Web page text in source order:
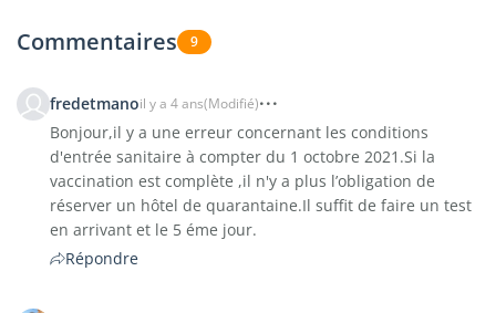
Commentaires 9
fredetmanoil y a 4 ans(Modifié)
Bonjour,il y a une erreur concernant les conditions
d'entrée sanitaire à compter du 1 octobre 2021.Si la
vaccination est complète ,il n'y a plus l’obligation de
réserver un hôtel de quarantaine.Il suffit de faire un test
en arrivant et le 5 éme jour.
Répondre